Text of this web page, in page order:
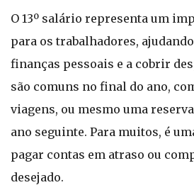
O 13º salário representa um
para os trabalhadores,
finanças pessoais e a cobrir
são comuns no final do ano,
viagens, ou mesmo uma
ano seguinte. Para muitos, é
pagar contas em atraso ou
desejado.